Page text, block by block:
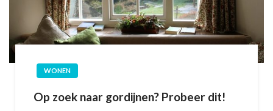
WONEN
Op zoek naar gordijnen? Probeer dit!